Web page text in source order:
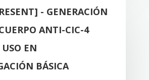
- GENERACIÓN
ANTI-CIC-4
EN
BÁSICA